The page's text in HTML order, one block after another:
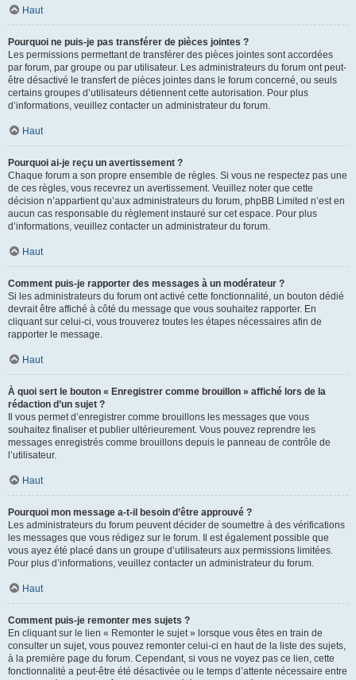
Haut
Pourquoi ne puis-je pas transférer de pièces jointes ?
Les permissions permettant de transférer des pièces jointes sont accordées
par forum, par groupe ou par utilisateur. Les administrateurs du forum ont peut-
être désactivé le transfert de pièces jointes dans le forum concerné, ou seuls
certains groupes d’utilisateurs détiennent cette autorisation. Pour plus
d’informations, veuillez contacter un administrateur du forum.
Haut
Pourquoi ai-je reçu un avertissement ?
Chaque forum a son propre ensemble de règles. Si vous ne respectez pas une
de ces règles, vous recevrez un avertissement. Veuillez noter que cette
décision n’appartient qu’aux administrateurs du forum, phpBB Limited n’est en
aucun cas responsable du règlement instauré sur cet espace. Pour plus
d’informations, veuillez contacter un administrateur du forum.
Haut
Comment puis-je rapporter des messages à un modérateur ?
Si les administrateurs du forum ont activé cette fonctionnalité, un bouton dédié
devrait être affiché à côté du message que vous souhaitez rapporter. En
cliquant sur celui-ci, vous trouverez toutes les étapes nécessaires afin de
rapporter le message.
Haut
À quoi sert le bouton « Enregistrer comme brouillon » affiché lors de la
rédaction d’un sujet ?
Il vous permet d’enregistrer comme brouillons les messages que vous
souhaitez finaliser et publier ultérieurement. Vous pouvez reprendre les
messages enregistrés comme brouillons depuis le panneau de contrôle de
l’utilisateur.
Haut
Pourquoi mon message a-t-il besoin d’être approuvé ?
Les administrateurs du forum peuvent décider de soumettre à des vérifications
les messages que vous rédigez sur le forum. Il est également possible que
vous ayez été placé dans un groupe d’utilisateurs aux permissions limitées.
Pour plus d’informations, veuillez contacter un administrateur du forum.
Haut
Comment puis-je remonter mes sujets ?
En cliquant sur le lien « Remonter le sujet » lorsque vous êtes en train de
consulter un sujet, vous pouvez remonter celui-ci en haut de la liste des sujets,
à la première page du forum. Cependant, si vous ne voyez pas ce lien, cette
fonctionnalité a peut-être été désactivée ou le temps d’attente nécessaire entre